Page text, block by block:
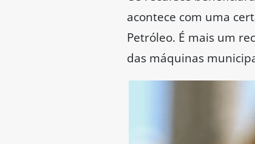
acontece com uma
Petróleo. É mais um
das máquinas